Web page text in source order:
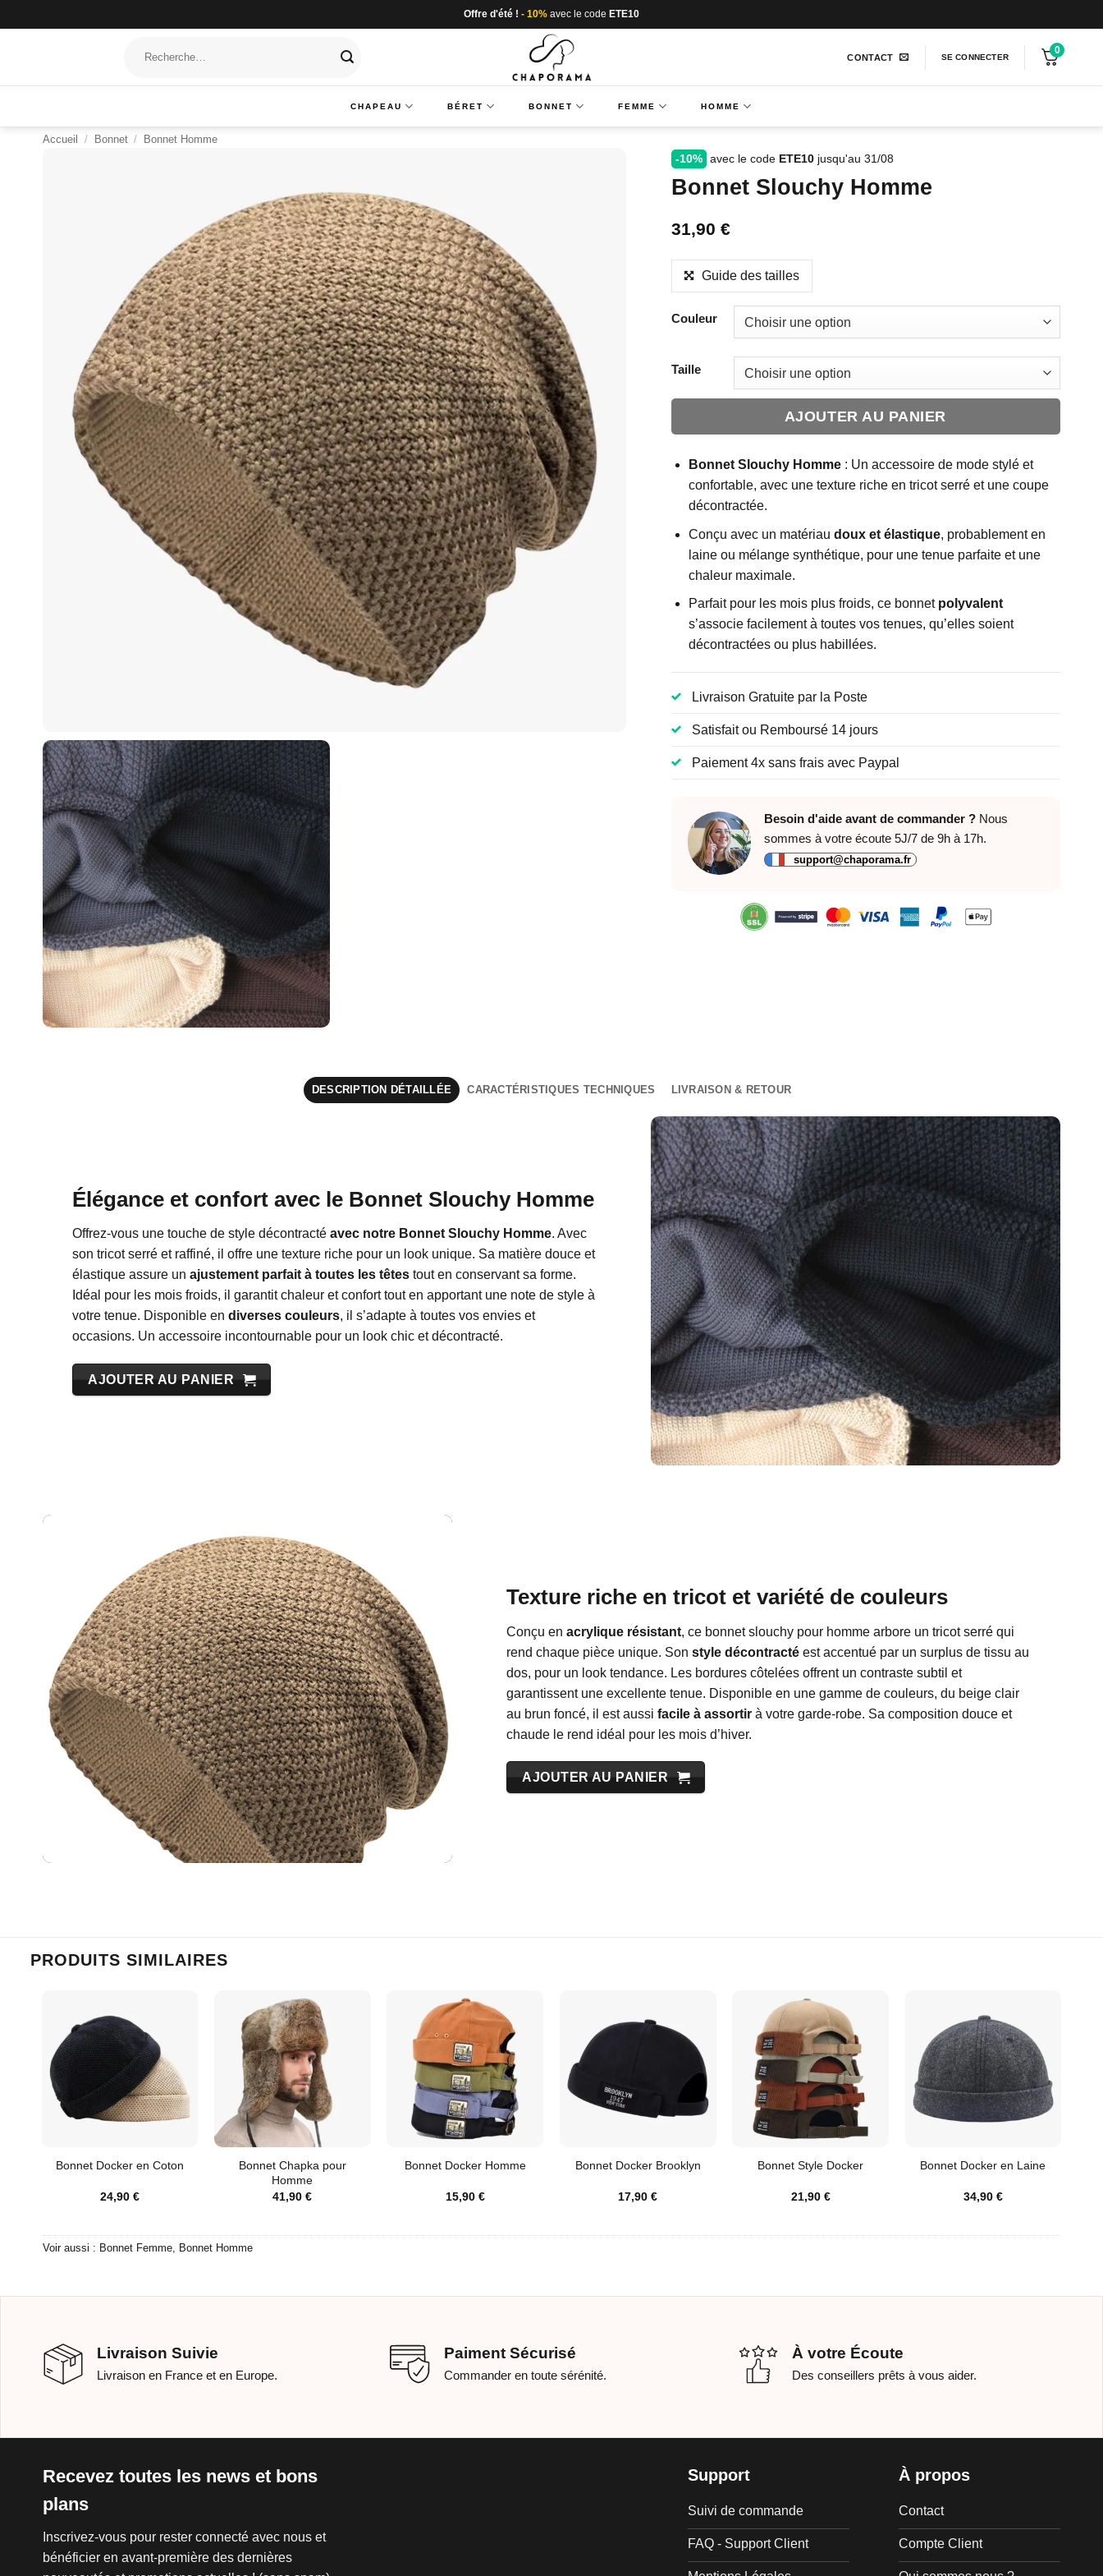
au
Offre d'été ! - 10% avec le code ETE10
pour :
CONTACT SE CONNECTER
0
CHAPEAU BÉRET BONNET FEMME HOMME
Accueil / Bonnet / Bonnet Homme
-10% avec le code ETE10jusqu'au 31/08
Bonnet Slouchy Homme
31,90 €
Guide des tailles
Couleur
Taille
AJOUTER AU PANIER
Bonnet Slouchy Homme: Un accessoire de mode stylé et
confortable, avec une texture riche en tricot serré et une coupe
décontractée.
Conçu avec un matériau doux et élastique, probablement en
laine ou mélange synthétique, pour une tenue parfaite et une
chaleur maximale.
Parfait pour les mois plus froids, ce bonnet polyvalent
s’associe facilement à toutes vos tenues, qu’elles soient
décontractées ou plus habillées.
Livraison Gratuite par la Poste
Satisfait ou Remboursé 14 jours
Paiement 4x sans frais avec Paypal
Besoin d'aide avant de commander ?Nous
sommes à votre écoute 5J/7 de 9h à 17h.
support@chaporama.fr
DESCRIPTION DÉTAILLÉE CARACTÉRISTIQUES TECHNIQUES LIVRAISON & RETOUR
Élégance et confort avec le Bonnet Slouchy Homme
Offrez-vous une touche de style décontracté avec notre Bonnet Slouchy Homme. Avec
son tricot serré et raffiné, il offre une texture riche pour un look unique. Sa matière douce et
élastique assure un ajustement parfait à toutes les têtestout en conservant sa forme.
Idéal pour les mois froids, il garantit chaleur et confort tout en apportant une note de style à
votre tenue. Disponible en diverses couleurs, il s’adapte à toutes vos envies et
occasions. Un accessoire incontournable pour un look chic et décontracté.
AJOUTER AU PANIER
Texture riche en tricot et variété de couleurs
Conçu en acrylique résistant, ce bonnet slouchy pour homme arbore un tricot serré qui
rend chaque pièce unique. Son style décontractéest accentué par un surplus de tissu au
dos, pour un look tendance. Les bordures côtelées offrent un contraste subtil et
garantissent une excellente tenue. Disponible en une gamme de couleurs, du beige clair
au brun foncé, il est aussi facile à assortirà votre garde-robe. Sa composition douce et
chaude le rend idéal pour les mois d’hiver.
AJOUTER AU PANIER
PRODUITS SIMILAIRES
Bonnet Docker en Coton
24,90 €
Bonnet Chapka pour
Homme
41,90€
Bonnet Docker Homme
15,90 €
Bonnet Docker Brooklyn
17,90€
Bonnet Style Docker
21,90 €
Bonnet Docker en Laine
34,90 €
Voir aussi : Bonnet Femme Bonnet Homme
Livraison Suivie
Livraison en France et en Europe.
Paiment Sécurisé
Commander en toute sérénité.
À votre Écoute
Des conseillers prêts à vous aider.
Recevez toutes les news et bons
plans
Inscrivez-vous pour rester connecté avec nous et
bénéficier en avant-première des dernières
Support
Suivi de commande
FAQ - Support Client
À propos
Contact
Compte Client